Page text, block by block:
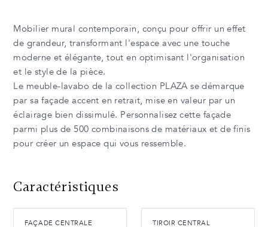
Mobilier mural contemporain, conçu pour offrir un effet
de grandeur, transformant l'espace avec une touche
moderne et élégante, tout en optimisant l'organisation
et le style de la pièce.
Le meuble-lavabo de la collection PLAZA se démarque
par sa façade accent en retrait, mise en valeur par un
éclairage bien dissimulé. Personnalisez cette façade
parmi plus de 500 combinaisons de matériaux et de finis
pour créer un espace qui vous ressemble.
Caractéristiques
FAÇADE CENTRALE
TIROIR CENTRAL